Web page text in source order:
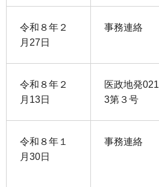
令和８年２
月27日
事務連絡
令和８年２
月13日
医政地発021
3第３号
令和８年１
月30日
事務連絡